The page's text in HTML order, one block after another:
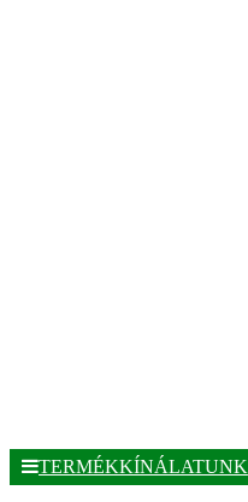
TERMÉKKÍNÁLATUNK